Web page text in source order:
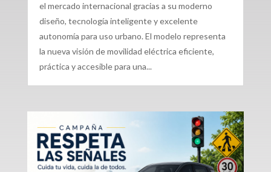
el mercado internacional gracias a su moderno
diseño, tecnología inteligente y excelente
autonomía para uso urbano. El modelo representa
la nueva visión de movilidad eléctrica eficiente,
práctica y accesible para una...